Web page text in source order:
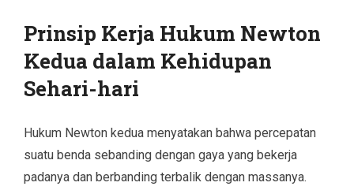
Prinsip Kerja Hukum Newton
Kedua dalam Kehidupan
Sehari-hari
Hukum Newton kedua menyatakan bahwa percepatan
suatu benda sebanding dengan gaya yang bekerja
padanya dan berbanding terbalik dengan massanya.